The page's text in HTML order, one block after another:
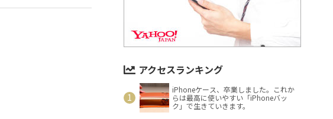
アクセスランキング
iPhoneケース、卒業しました。これか
らは最高に使いやすい「iPhoneバッ
ク」で生きていきます。